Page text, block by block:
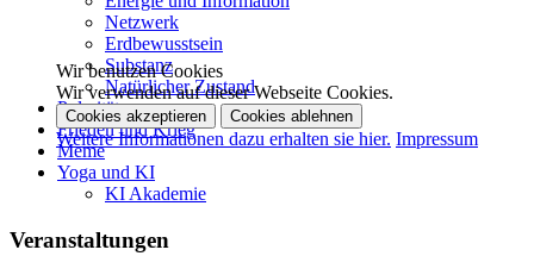
Netzwerk
Erdbewusstsein
Substanz
Natürlicher Zustand
Polaritäten
Frieden und Krieg
Meme
Yoga und KI
KI Akademie
Veranstaltungen
Wir benutzen Cookies
Wir verwenden auf dieser Webseite Cookies.
Cookies akzeptieren Cookies ablehnen
Weitere Informationen dazu erhalten sie hier. Impressum